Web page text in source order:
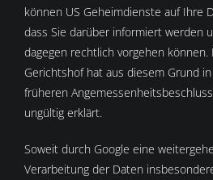
können US Geheimdienste auf Ihre
dass Sie darüber informiert werden
dagegen rechtlich vorgehen können.
Gerichtshof hat aus diesem Grund
früheren
ungültig erklärt.
Soweit durch Google eine
Verarbeitung der Daten